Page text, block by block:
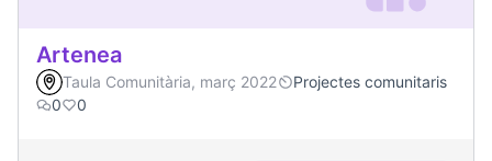
Artenea
Taula Comunitària, març 2022
Projectes comunitaris
0
0